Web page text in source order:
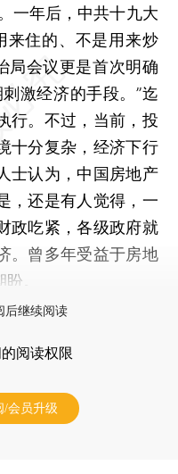
一年后，中共十九大
来住的、不是用来炒
局会议更是首次明确
激经济的手段。”迄
行。不过，当前，投
十分复杂，经济下行
士认为，中国房地产
，还是有人觉得，一
政吃紧，各级政府就
。曾多年受益于房地
。
后继续阅读
阅读权限
/会员升级